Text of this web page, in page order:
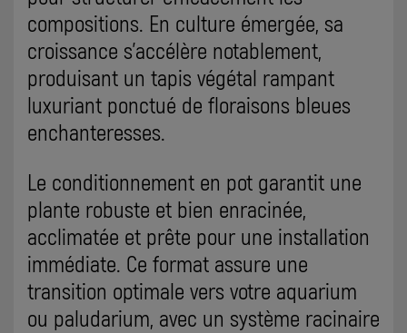
compositions. En culture émergée, sa
croissance s'accélère notablement,
produisant un tapis végétal rampant
luxuriant ponctué de floraisons bleues
enchanteresses.
Le conditionnement en pot garantit une
plante robuste et bien enracinée,
acclimatée et prête pour une installation
immédiate. Ce format assure une
transition optimale vers votre aquarium
ou paludarium, avec un système racinaire